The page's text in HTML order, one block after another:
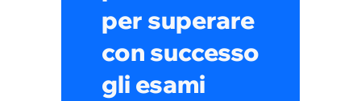
per superare
con successo
gli esami